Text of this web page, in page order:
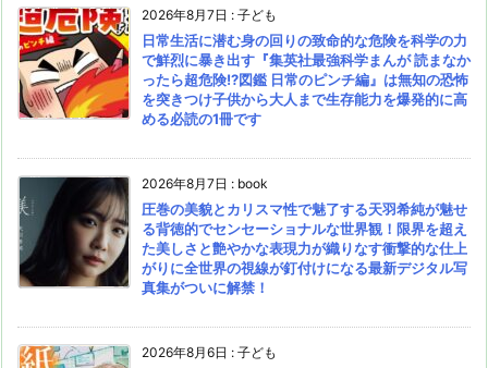
2026年8月7日 : 子ども
日常生活に潜む身の回りの致命的な危険を科学の力
で鮮烈に暴き出す『集英社最強科学まんが 読まなか
ったら超危険!?図鑑 日常のピンチ編』は無知の恐怖
を突きつけ子供から大人まで生存能力を爆発的に高
める必読の1冊です
2026年8月7日 : book
圧巻の美貌とカリスマ性で魅了する天羽希純が魅せ
る背徳的でセンセーショナルな世界観！限界を超え
た美しさと艶やかな表現力が織りなす衝撃的な仕上
がりに全世界の視線が釘付けになる最新デジタル写
真集がついに解禁！
2026年8月6日 : 子ども